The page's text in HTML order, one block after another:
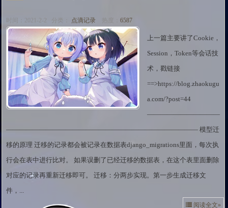
时间：2021-2-2 分类： 点滴记录 热度： 6587
上一篇主要讲了Cookie，
Session，Token等会话技
术，戳链接
==>https://blog.zhaokugu
a.com/?post=44
———————————
————————————————————————————— 模型迁
移的原理 迁移的记录都会被记录在数据表django_migrations里面，每次执
行会在表中进行比对。 如果误删了已经迁移的数据表，在这个表里面删除
对应的记录再重新迁移即可。 迁移：分两步实现。第一步生成迁移文
件，...
阅读全文»